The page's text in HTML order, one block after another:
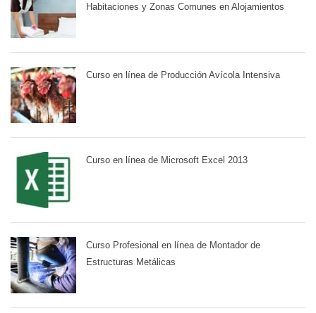
Habitaciones y Zonas Comunes en Alojamientos
Curso en línea de Producción Avícola Intensiva
Curso en línea de Microsoft Excel 2013
Curso Profesional en línea de Montador de
Estructuras Metálicas